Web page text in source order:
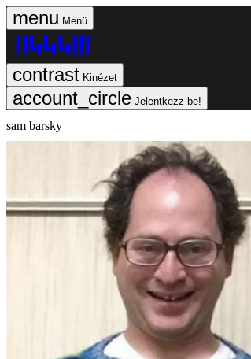
Menü
Kinézet
Jelentkezz be!
sam barsky